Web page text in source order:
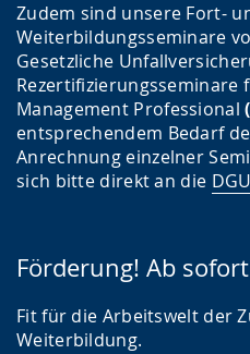
Zudem sind unsere Fort-
Weiterbildungsseminare
Gesetzliche
Rezertifizierungsseminare
Management Professional
entsprechendem Bedarf
Anrechnung einzelner
sich bitte direkt an die
Förderung! Ab
Fit für die Arbeitswelt der
Weiterbildung.